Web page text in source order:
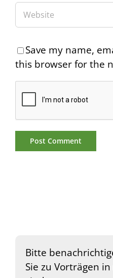
Save my name,
this browser for the
Bitte
Sie zu Vorträgen